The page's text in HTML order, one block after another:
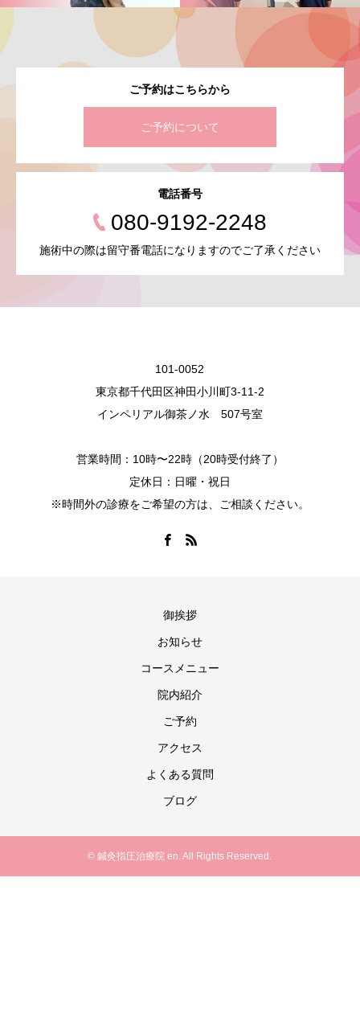
ご予約はこちらから
ご予約について
電話番号
080-9192-2248
施術中の際は留守番電話になりますのでご了承ください
101-0052
東京都千代田区神田小川町3-11-2
インペリアル御茶ノ水 507号室
営業時間：10時〜22時（20時受付終了）
定休日：日曜・祝日
※時間外の診療をご希望の方は、ご相談ください。
御挨拶
お知らせ
コースメニュー
院内紹介
ご予約
アクセス
よくある質問
ブログ
© 鍼灸指圧治療院 en. All Rights Reserved.